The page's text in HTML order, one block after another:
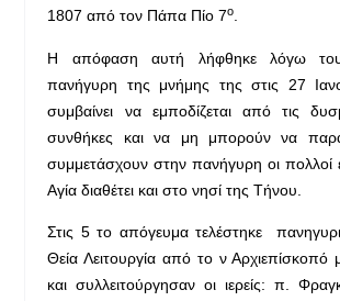
1807 από τον Πάπα Πίο 7ο.
Η απόφαση αυτή λήφθηκε λόγω
πανήγυρη της μνήμης της στις 27
συμβαίνει να εμποδίζεται από τις
συνθήκες και να μη μπορούν να
συμμετάσχουν στην πανήγυρη οι πολλοί
Αγία διαθέτει και στο νησί της Τήνου.
Στις 5 το απόγευμα τελέστηκε
Θεία Λειτουργία από το ν
και συλλειτούργησαν οι ιερείς: π.